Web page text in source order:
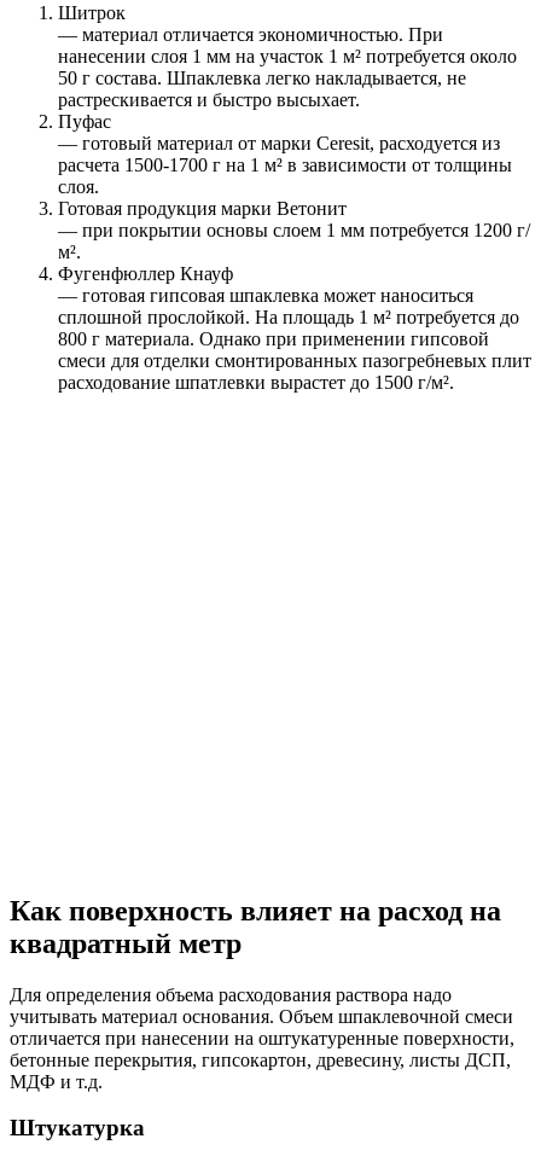
Шитрок
— материал отличается экономичностью. При
нанесении слоя 1 мм на участок 1 м² потребуется около
50 г состава. Шпаклевка легко накладывается, не
растрескивается и быстро высыхает.
Пуфас
— готовый материал от марки Ceresit, расходуется из
расчета 1500-1700 г на 1 м² в зависимости от толщины
слоя.
Готовая продукция марки Ветонит
— при покрытии основы слоем 1 мм потребуется 1200 г/
м².
Фугенфюллер Кнауф
— готовая гипсовая шпаклевка может наноситься
сплошной прослойкой. На площадь 1 м² потребуется до
800 г материала. Однако при применении гипсовой
смеси для отделки смонтированных пазогребневых плит
расходование шпатлевки вырастет до 1500 г/м².
Как поверхность влияет на расход на
квадратный метр
Для определения объема расходования раствора надо
учитывать материал основания. Объем шпаклевочной смеси
отличается при нанесении на оштукатуренные поверхности,
бетонные перекрытия, гипсокартон, древесину, листы ДСП,
МДФ и т.д.
Штукатурка